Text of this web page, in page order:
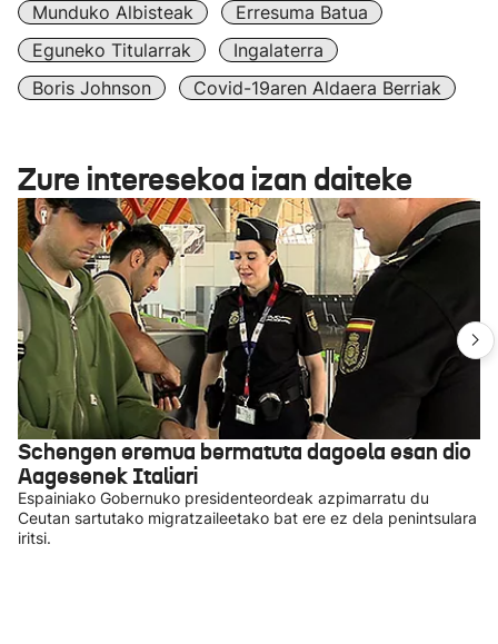
Munduko Albisteak
Erresuma Batua
Eguneko Titularrak
Ingalaterra
Boris Johnson
Covid-19aren Aldaera Berriak
Zure interesekoa izan daiteke
Schengen eremua bermatuta dagoela esan dio
Aagesenek Italiari
Espainiako Gobernuko presidenteordeak azpimarratu du
Ceutan sartutako migratzaileetako bat ere ez dela penintsulara
iritsi.